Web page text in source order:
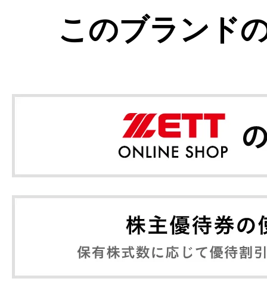
このブランド